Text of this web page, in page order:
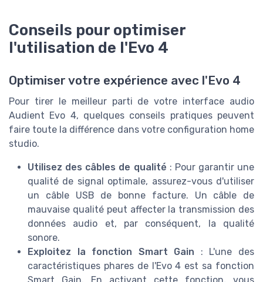
Conseils pour optimiser
l'utilisation de l'Evo 4
Optimiser votre expérience avec l'Evo 4
Pour tirer le meilleur parti de votre interface audio
Audient Evo 4, quelques conseils pratiques peuvent
faire toute la différence dans votre configuration home
studio.
Utilisez des câbles de qualité : Pour garantir une
qualité de signal optimale, assurez-vous d'utiliser
un câble USB de bonne facture. Un câble de
mauvaise qualité peut affecter la transmission des
données audio et, par conséquent, la qualité
sonore.
Exploitez la fonction Smart Gain : L'une des
caractéristiques phares de l'Evo 4 est sa fonction